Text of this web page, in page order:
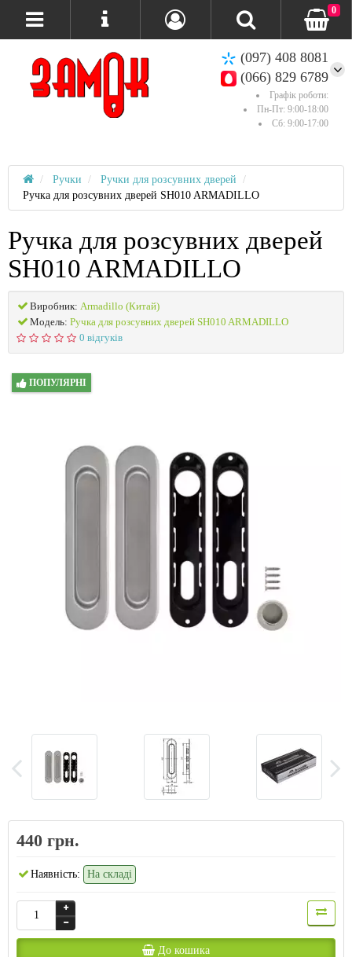
(097) 408 8081
(066) 829 6789
Графік роботи:
Пн-Пт: 9:00-18:00
Сб: 9:00-17:00
0
Ручки
Ручки для розсувних дверей
Ручка для розсувних дверей SH010 ARMADILLO
Ручка для розсувних дверей
SH010 ARMADILLO
Виробник: Armadillo (Китай)
Модель: Ручка для розсувних дверей SH010 ARMADILLO
0 відгуків
ПОПУЛЯРНІ
440 грн.
Наявність: На складі
До кошика